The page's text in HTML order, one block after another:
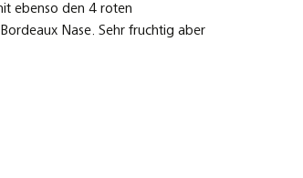
ebenso den 4 roten
Nase. Sehr fruchtig aber